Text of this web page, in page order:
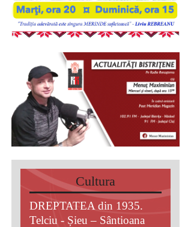
Cultura
DREPTATEA din 1935.
Telciu - Șieu – Sântioana